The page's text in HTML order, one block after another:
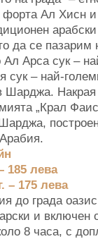
Ал Хисн
да се пазарим
Ал Арса сук –
сук – най-
Шарджа.
„Крал
185 лева
– 175 лева
до града
и включен
8 часа, с